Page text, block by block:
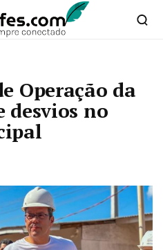
Operação da
desvios no